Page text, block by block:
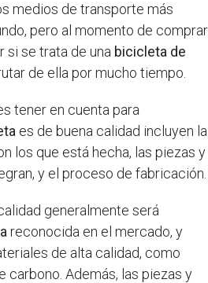
medios de transporte más
pero al momento de comprar
si se trata de una bicicleta de
de ella por mucho tiempo.
tener en cuenta para
es de buena calidad incluyen la
los que está hecha, las piezas y
y el proceso de fabricación.
generalmente será
reconocida en el mercado, y
de alta calidad, como
carbono. Además, las piezas y